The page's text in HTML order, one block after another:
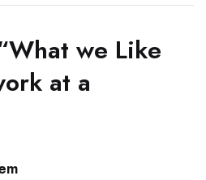
we Like
at a